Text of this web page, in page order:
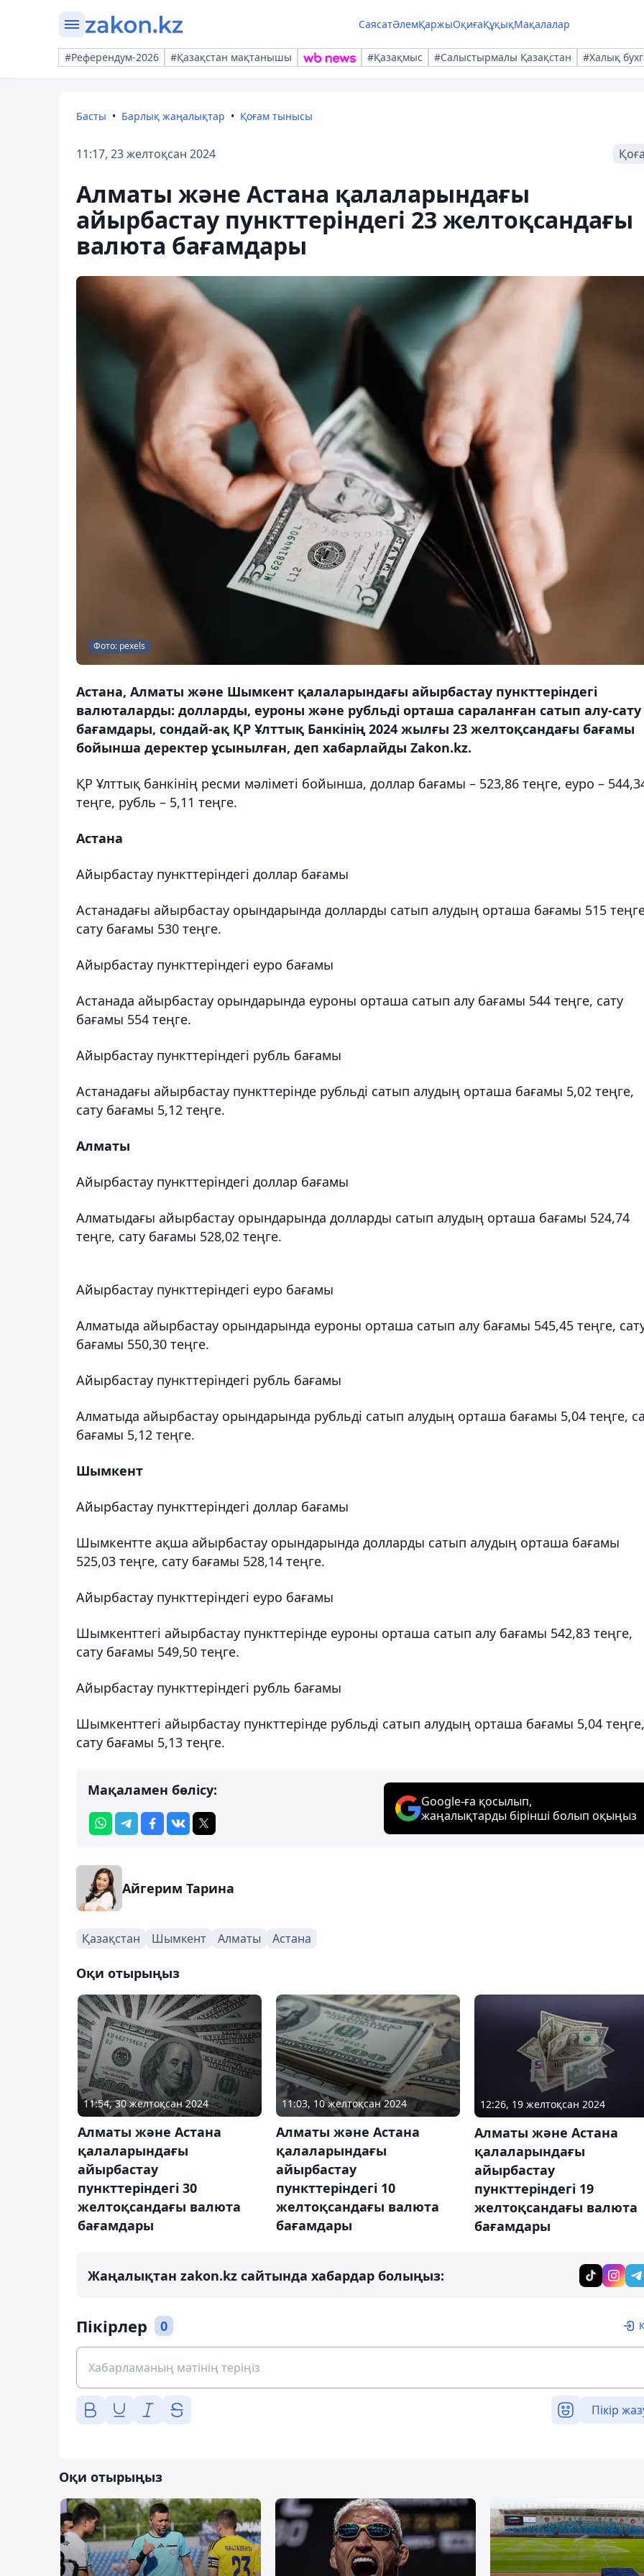
СаясатӘлемҚаржыОқиғаҚұқықМақалалар
#Референдум-2026 #Қазақстан мақтанышы #Қазақмыс #Салыстырмалы Қазақстан #Халық
Басты Барлық жаңалықтар Қоғам тынысы
11:17, 23 желтоқсан 2024
Алматы және Астана қалаларындағы
айырбастау пункттеріндегі 23 желтоқсандағы
валюта бағамдары
Фото: pexels
Астана, Алматы және Шымкент қалаларындағы айырбастау пункттеріндегі
валюталарды: долларды, еуроны және рубльді орташа сараланған сатып алу-сату
бағамдары, сондай-ақ ҚР Ұлттық Банкінің 2024 жылғы 23 желтоқсандағы бағамы
бойынша деректер ұсынылған, деп хабарлайды Zakon.kz.
ҚР Ұлттық банкінің ресми мәліметі бойынша, доллар бағамы – 523,86 теңге, еуро –
теңге, рубль – 5,11 теңге.
Астана
Айырбастау пункттеріндегі доллар бағамы
Астанадағы айырбастау орындарында долларды сатып алудың орташа бағамы 515
сату бағамы 530 теңге.
Айырбастау пункттеріндегі еуро бағамы
Астанада айырбастау орындарында еуроны орташа сатып алу бағамы 544 теңге, сату
бағамы 554 теңге.
Айырбастау пункттеріндегі рубль бағамы
Астанадағы айырбастау пункттерінде рубльді сатып алудың орташа бағамы 5,02 теңге,
сату бағамы 5,12 теңге.
Алматы
Айырбастау пункттеріндегі доллар бағамы
Алматыдағы айырбастау орындарында долларды сатып алудың орташа бағамы 524,74
теңге, сату бағамы 528,02 теңге.
Айырбастау пункттеріндегі еуро бағамы
Алматыда айырбастау орындарында еуроны орташа сатып алу бағамы 545,45 теңге,
бағамы 550,30 теңге.
Айырбастау пункттеріндегі рубль бағамы
Алматыда айырбастау орындарында рубльді сатып алудың орташа бағамы 5,04 теңге,
бағамы 5,12 теңге.
Шымкент
Айырбастау пункттеріндегі доллар бағамы
Шымкентте ақша айырбастау орындарында долларды сатып алудың орташа бағамы
525,03 теңге, сату бағамы 528,14 теңге.
Айырбастау пункттеріндегі еуро бағамы
Шымкенттегі айырбастау пункттерінде еуроны орташа сатып алу бағамы 542,83 теңге,
сату бағамы 549,50 теңге.
Айырбастау пункттеріндегі рубль бағамы
Шымкенттегі айырбастау пункттерінде рубльді сатып алудың орташа бағамы 5,04 теңге,
сату бағамы 5,13 теңге.
Мақаламен бөлісу:
Google-ға қосылып,
жаңалықтарды бірінші болып оқыңыз
Айгерим Тарина
Қазақстан Шымкент Алматы Астана
Оқи отырыңыз
11:54, 30 желтоқсан 2024
Алматы және Астана
қалаларындағы
айырбастау
пункттеріндегі 30
желтоқсандағы валюта
бағамдары
11:03, 10 желтоқсан 2024
Алматы және Астана
қалаларындағы
айырбастау
пункттеріндегі 10
желтоқсандағы валюта
бағамдары
12:26, 19 желтоқсан 2024
Алматы және Астана
қалаларындағы
айырбастау
пункттеріндегі 19
желтоқсандағы валюта
бағамдары
Жаңалықтан zakon.kz сайтында хабардар болыңыз:
Пікірлер 0
Пікір
Оқи отырыңыз